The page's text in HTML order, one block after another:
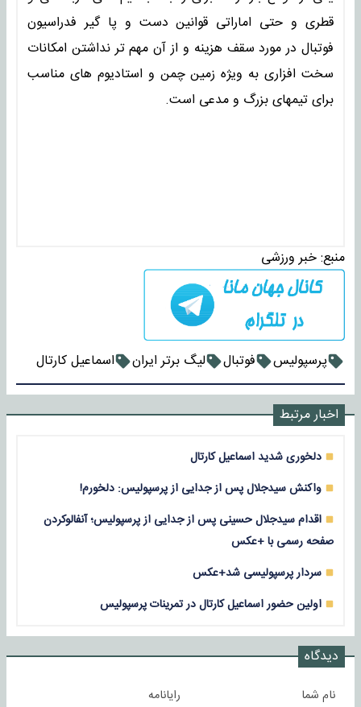
قطری و حتی اماراتی قوانین دست و پا گیر فدراسیون
فوتبال در مورد سقف هزینه و از آن مهم تر نداشتن امکانات
سخت افزاری به ویژه زمین چمن و استادیوم های مناسب
برای تیمهای بزرگ و مدعی است.
منبع:خبر ورزشی
پرسپولیس فوتبال لیگ برتر ایران اسماعیل کارتال
اخبار مرتبط
دلخوری شدید اسماعیل کارتال
واکنش سیدجلال پس از جدایی از پرسپولیس: دلخورم!
اقدام سیدجلال حسینی پس از جدایی از پرسپولیس؛ آنفالوکردن
صفحه رسمی با +عکس
سردار پرسپولیسی شد+عکس
اولین حضور اسماعیل کارتال در تمرینات پرسپولیس
دیدگاه
نام شما رایانامه